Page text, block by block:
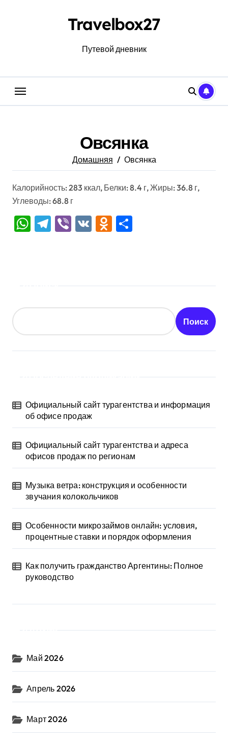
Travelbox27
Путевой дневник
Овсянка
Домашняя Овсянка
Калорийность: 283 ккал, Белки: 8.4 г, Жиры: 36.8 г,
Углеводы: 68.8 г
WhatsApp
Telegram
Viber
VK Odnoklassniki
Поиск
Официальный сайт турагентства и информация
об офисе продаж
Официальный сайт турагентства и адреса
офисов продаж по регионам
Музыка ветра: конструкция и особенности
звучания колокольчиков
Особенности микрозаймов онлайн: условия,
процентные ставки и порядок оформления
Как получить гражданство Аргентины: Полное
руководство
Май 2026
Апрель 2026
Март 2026